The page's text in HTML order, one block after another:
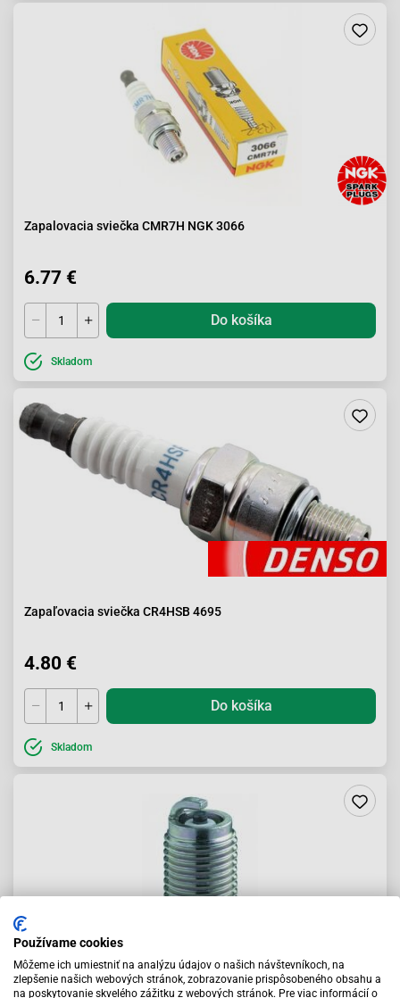
Zapalovacia sviečka CMR7H NGK 3066
6.77 €
Do košíka
Skladom
Zapaľovacia sviečka CR4HSB 4695
4.80 €
Do košíka
Skladom
Používame cookies
Môžeme ich umiestniť na analýzu údajov o našich návštevníkoch, na
zlepšenie našich webových stránok, zobrazovanie prispôsobeného obsahu a
na poskytovanie skvelého zážitku z webových stránok. Pre viac informácií o